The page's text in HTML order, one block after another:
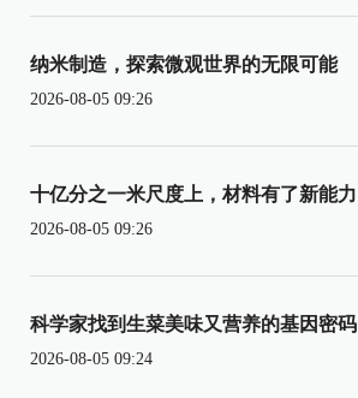
纳米制造，探索微观世界的无限可能
2026-08-05 09:26
十亿分之一米尺度上，材料有了新能力
2026-08-05 09:26
科学家找到生菜美味又营养的基因密码
2026-08-05 09:24